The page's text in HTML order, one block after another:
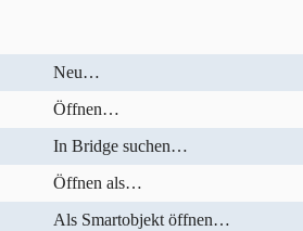
Neu…
Öffnen…
In Bridge suchen…
Öffnen als…
Als Smartobjekt öffnen…